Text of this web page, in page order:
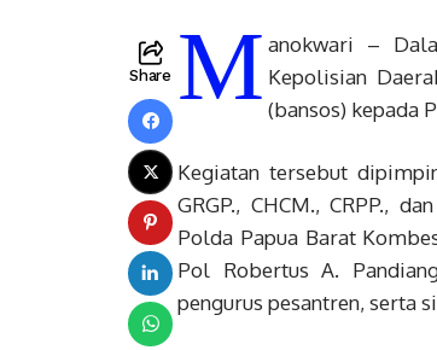
Share M anokwari –
Kepolisian
(bansos) kepada
Kegiatan tersebut
GRGP., CHCM., CRPP.,
Polda Papua Barat
Pol Robertus A.
pengurus pesantren, serta